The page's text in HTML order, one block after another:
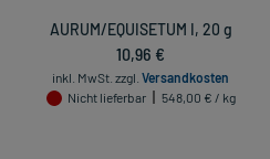
AURUM/EQUISETUM I, 20 g
10,96 €
inkl. MwSt. zzgl. Versandkosten
Nicht lieferbar
548,00 € / kg